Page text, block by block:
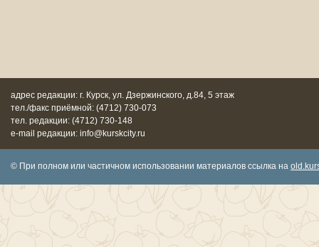
адрес редакции: г. Курск, ул. Дзержинского, д.84, 5 этаж
тел./факс приёмной: (4712) 730-073
тел. редакции: (4712) 730-148
e-mail редакции: info@kurskcity.ru
© При полном или частичном использовании материалов ссылка на